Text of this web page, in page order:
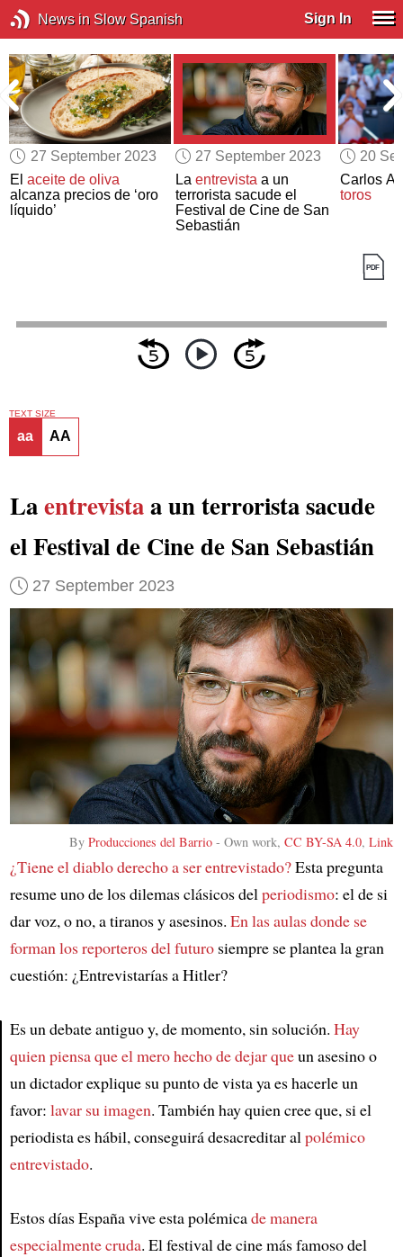
News in Slow Spanish Sign In
27 September 2023
Elaceite de oliva
alcanza precios de ‘oro
líquido’
27 September 2023
La entrevistaa un
terrorista sacude el
Festival de Cine de San
Sebastián
20
Carlos
toros
TEXT SIZE
aa AA
Laentrevistaa un terrorista sacude
el Festival de Cine de San Sebastián
27 September 2023
ByProducciones del Barrio -Own work,CC BY-SA 4.0,Link
¿Tiene el diablo derecho a ser entrevistado?Esta pregunta
resume uno de los dilemas clásicos delperiodismo: el de si
dar voz, o no, a tiranos y asesinos. En las aulas donde se
forman los reporteros del futurosiempre se plantea la gran
cuestión: ¿Entrevistarías a Hitler?
Es un debate antiguo y, de momento, sin solución. Hay
quien piensa que el mero hecho de dejar queun asesino o
un dictador explique su punto de vista ya es hacerle un
favor: lavar su imagen. También hay quien cree que, si el
periodista es hábil, conseguirá desacreditar alpolémico
entrevistado.
Estos días España vive esta polémicade manera
especialmente cruda. El festival de cine más famoso del